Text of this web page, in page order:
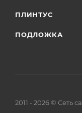
ПЛИНТУС
ПОДЛОЖКА
2011 - 2026 © Сеть